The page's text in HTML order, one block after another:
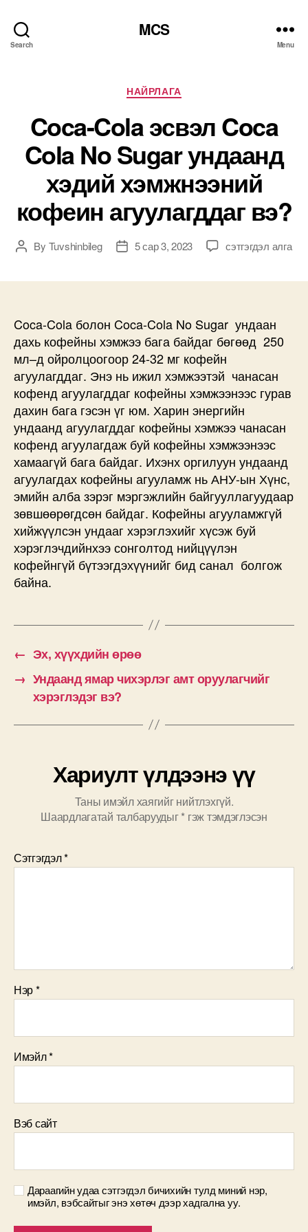
Search
MCS
Menu
Categories
НАЙРЛАГА
Coca-Cola эсвэл Coca
Cola No Sugar ундаанд
хэдий хэмжнээний
кофеин агуулагддаг вэ?
PostBy Tuvshinbileg
Post5 сар 3, 2023
Coca-
No
Sugar
ундаанд
хэдий
хэмжнээний
кофеин
агуулагддаг
вэ?
дээр
сэтгэгдэл алга
Coca-Cola болон Coca-Cola No Sugar ундаан
дахь кофейны хэмжээ бага байдаг бөгөөд 250
мл–д ойролцоогоор 24-32 мг кофейн
агуулагддаг. Энэ нь ижил хэмжээтэй чанасан
кофенд агуулагддаг кофейны хэмжээнээс гурав
дахин бага гэсэн үг юм. Харин энергийн
ундаанд агуулагддаг кофейны хэмжээ чанасан
кофенд агуулагдаж буй кофейны хэмжээнээс
хамаагүй бага байдаг. Ихэнх оргилуун ундаанд
агуулагдах кофейны агууламж нь АНУ-ын Хүнс,
эмийн алба зэрэг мэргэжлийн байгууллагуудаар
зөвшөөрөгдсөн байдаг. Кофейны агууламжгүй
хийжүүлсэн ундааг хэрэглэхийг хүсэж буй
хэрэглэчдийнхээ сонголтод нийцүүлэн
кофейнгүй бүтээгдэхүүнийг бид санал болгож
байна.
← Эх, хүүхдийн өрөө
→ Ундаанд ямар чихэрлэг амт оруулагчийг
хэрэглэдэг вэ?
Хариулт үлдээнэ үү
Таны имэйл хаягийг нийтлэхгүй.
Шаардлагатай талбаруудыг* гэж тэмдэглэсэн
Сэтгэгдэл*
Нэр*
Имэйл*
Вэб сайт
Дараагийн удаа сэтгэгдэл бичихийн тулд миний нэр,
имэйл, вэбсайтыг энэ хөтөч дээр хадгална уу.